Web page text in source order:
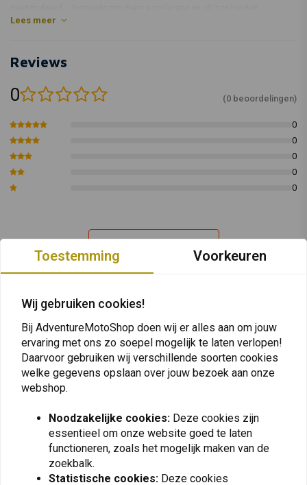
Geplooide katoenen media hebben een groot filteroppervlak, hebben
gaasmedia met meerdere lagen zorgen voor superieure filtratie. - Met
airbox. - Doorgaans zijn er geen wijzigingen in het brandstofbeheer
Montage:
Honda
Lees meer
Reviews
0 (0 beoordelingen)
0
0
0
0
0
Vergelijkbare producten
Toestemming Voorkeuren
Wij gebruiken cookies!
Bij AdventureMotoShop doen wij er alles aan om jouw
ervaring met ons zo soepel mogelijk te laten verlopen!
Daarvoor gebruiken wij verschillende soorten cookies
welke gegevens opslaan over jouw bezoek aan onze
webshop.
Noodzakelijke cookies: Deze cookies zijn
essentieel om onze website goed te laten
functioneren, zoals het mogelijk maken van de
zoekbalk.
Statistische cookies: Deze cookies